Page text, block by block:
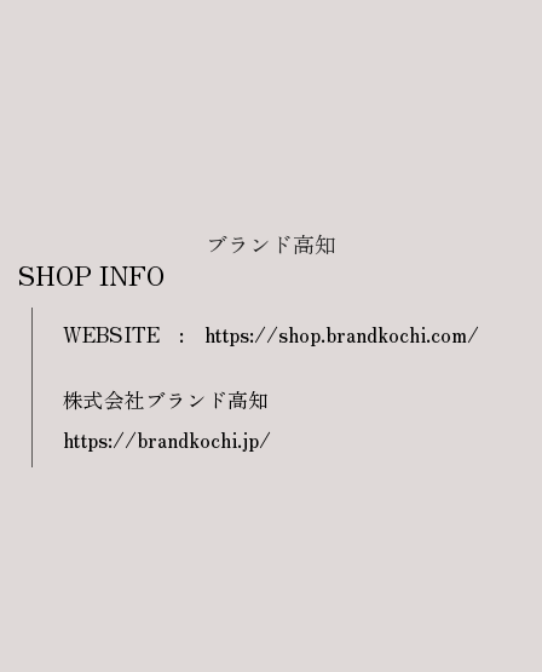
ブランド高知
SHOP INFO
WEBSITE : https://shop.brandkochi.com/
株式会社ブランド高知
https://brandkochi.jp/